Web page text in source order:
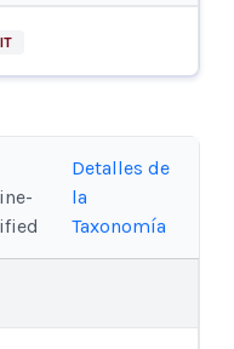
Detalles de
la
Taxonomía